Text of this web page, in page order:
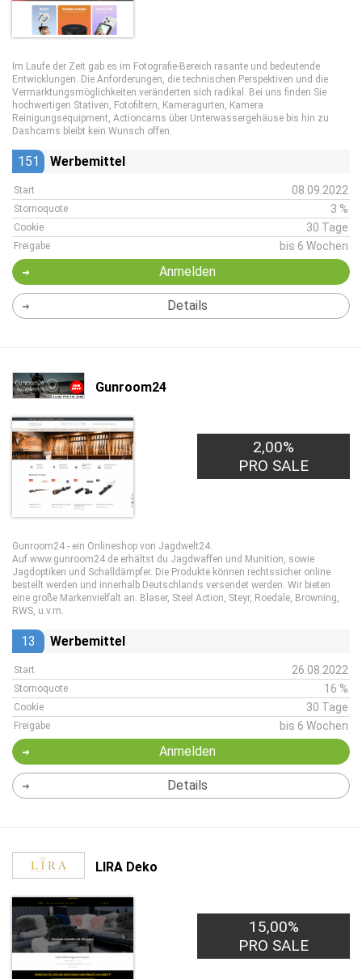
Im Laufe der Zeit gab es im Fotografie-Bereich rasante und bedeutende
Entwicklungen. Die Anforderungen, die technischen Perspektiven und die
Vermarktungsmöglichkeiten veränderten sich radikal. Bei uns finden Sie
hochwertigen Stativen, Fotofiltern, Kameragurten, Kamera
Reinigungsequipment, Actioncams über Unterwassergehäuse bis hin zu
Dashcams bleibt kein Wunsch offen.
151 Werbemittel
Start 08.09.2022
Stornoquote 3 %
Cookie 30 Tage
Freigabe bis 6 Wochen
Anmelden
Details
Gunroom24
2,00%
PRO SALE
Gunroom24 - ein Onlineshop von Jagdwelt24.
Auf www.gunroom24.de erhältst du Jagdwaffen und Munition, sowie
Jagdoptiken und Schalldämpfer. Die Produkte können rechtssicher online
bestellt werden und innerhalb Deutschlands versendet werden. Wir bieten
eine große Markenvielfalt an: Blaser, Steel Action, Steyr, Roedale, Browning,
RWS, u.v.m.
13 Werbemittel
Start 26.08.2022
Stornoquote 16 %
Cookie 30 Tage
Freigabe bis 6 Wochen
Anmelden
Details
LIRA Deko
15,00%
PRO SALE